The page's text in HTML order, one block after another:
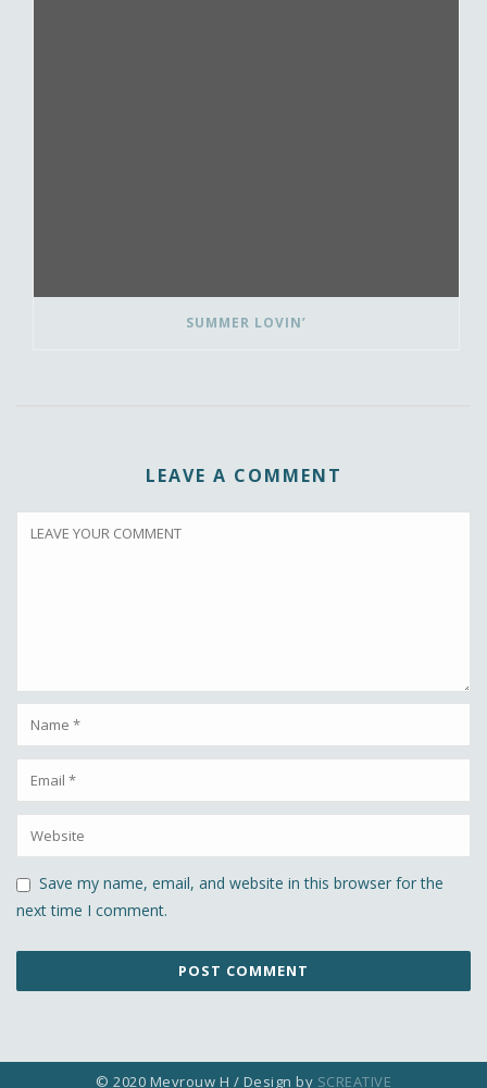
SUMMER LOVIN’
LEAVE A COMMENT
Save my name, email, and website in this browser for the
next time I comment.
© 2020 Mevrouw H / Design by SCREATIVE